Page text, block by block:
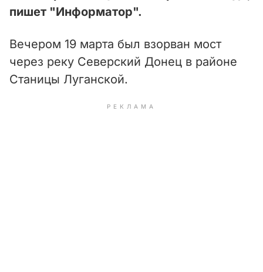
пишет "Информатор".
Вечером 19 марта был взорван мост
через реку Северский Донец в районе
Станицы Луганской.
РЕКЛАМА